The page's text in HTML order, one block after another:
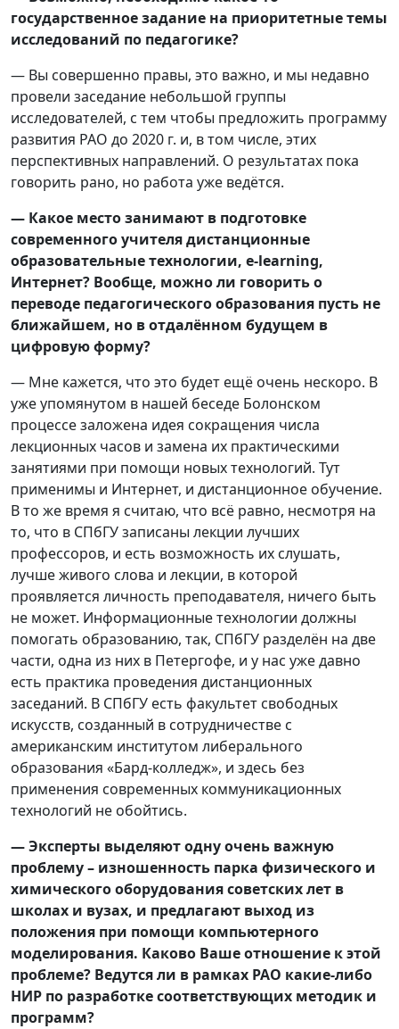
государственное задание на приоритетные темы
исследований по педагогике?
— Вы совершенно правы, это важно, и мы недавно
провели заседание небольшой группы
исследователей, с тем чтобы предложить программу
развития РАО до 2020 г. и, в том числе, этих
перспективных направлений. О результатах пока
говорить рано, но работа уже ведётся.
— Какое место занимают в подготовке
современного учителя дистанционные
образовательные технологии, e-learning,
Интернет? Вообще, можно ли говорить о
переводе педагогического образования пусть не
ближайшем, но в отдалённом будущем в
цифровую форму?
— Мне кажется, что это будет ещё очень нескоро. В
уже упомянутом в нашей беседе Болонском
процессе заложена идея сокращения числа
лекционных часов и замена их практическими
занятиями при помощи новых технологий. Тут
применимы и Интернет, и дистанционное обучение.
В то же время я считаю, что всё равно, несмотря на
то, что в СПбГУ записаны лекции лучших
профессоров, и есть возможность их слушать,
лучше живого слова и лекции, в которой
проявляется личность преподавателя, ничего быть
не может. Информационные технологии должны
помогать образованию, так, СПбГУ разделён на две
части, одна из них в Петергофе, и у нас уже давно
есть практика проведения дистанционных
заседаний. В СПбГУ есть факультет свободных
искусств, созданный в сотрудничестве с
американским институтом либерального
образования «Бард-колледж», и здесь без
применения современных коммуникационных
технологий не обойтись.
— Эксперты выделяют одну очень важную
проблему – изношенность парка физического и
химического оборудования советских лет в
школах и вузах, и предлагают выход из
положения при помощи компьютерного
моделирования. Каково Ваше отношение к этой
проблеме? Ведутся ли в рамках РАО какие-либо
НИР по разработке соответствующих методик и
программ?